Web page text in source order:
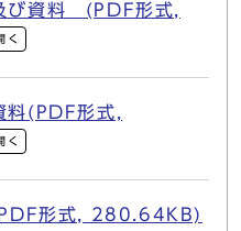
資料 (PDF形式,
く
(PDF形式,
く
形式, 280.64KB)